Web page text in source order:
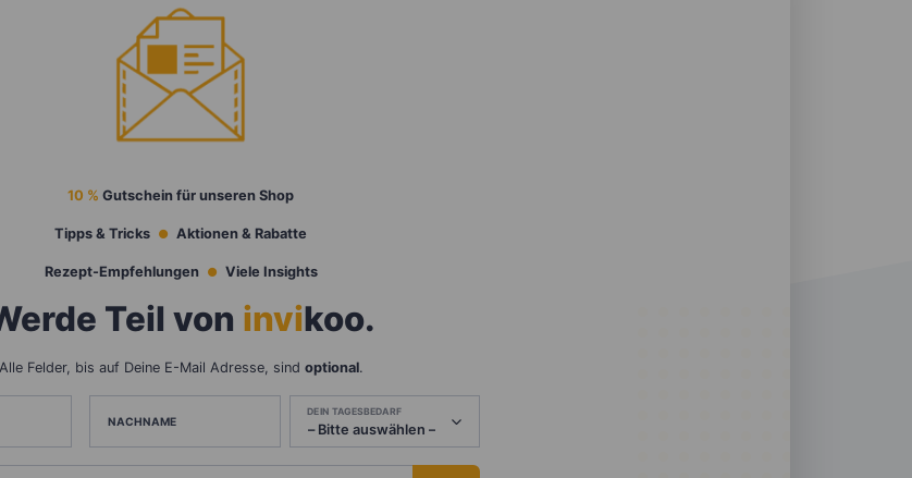
10 % Gutschein für unseren Shop
Tipps & Tricks Aktionen & Rabatte
Rezept-Empfehlungen Viele Insights
Teil von invikoo.
Alle Felder, bis auf Deine E-Mail Adresse, sind optional.
NACHNAME
DEIN TAGESBEDARF